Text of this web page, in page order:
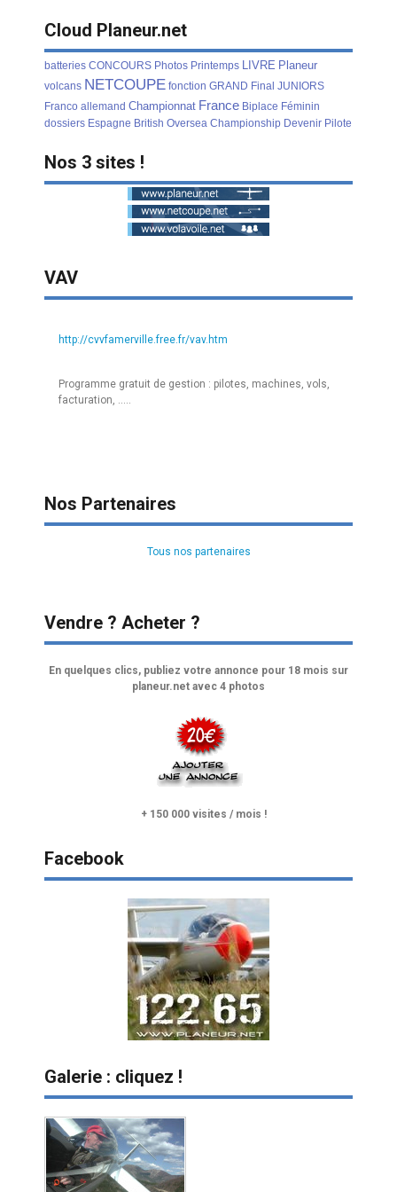
Cloud Planeur.net
batteries CONCOURS Photos Printemps LIVRE Planeur
volcans NETCOUPE fonction GRAND Final JUNIORS
Franco allemand Championnat France Biplace Féminin
dossiers Espagne British Oversea Championship Devenir Pilote
Nos 3 sites !
VAV
http://cvvfamerville.free.fr/vav.htm
Programme gratuit de gestion : pilotes, machines, vols,
facturation, .....
Nos Partenaires
Tous nos partenaires
Vendre ? Acheter ?
En quelques clics, publiez votre annonce pour 18 mois sur
planeur.net avec 4 photos
+ 150 000 visites / mois !
Facebook
Galerie : cliquez !